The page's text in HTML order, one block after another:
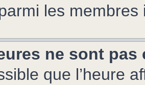
les membres
ne sont pas
que l’heure